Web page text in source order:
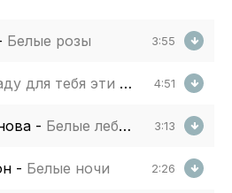
Белые розы 3:55
для тебя эти розы 4:51
- Белые лебеди 3:13
- Белые ночи 2:26